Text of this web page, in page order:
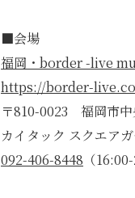
■会場
福岡・border -live
https://border-
〒810-0023 福岡市中
カイタック スクエア
092-406-8448 （